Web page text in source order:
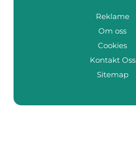
Reklame
Om oss
Cookies
Kontakt Oss
Sitemap